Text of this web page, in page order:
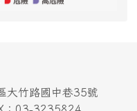
大竹路國中巷35號